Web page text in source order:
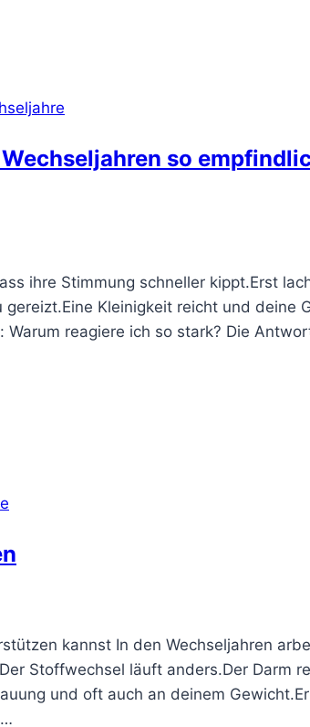
so
ihre Stimmung schneller kippt.Erst
Kleinigkeit reicht und deine
reagiere ich so stark? Die
kannst In den Wechseljahren
Stoffwechsel läuft anders.Der Darm
und oft auch an deinem